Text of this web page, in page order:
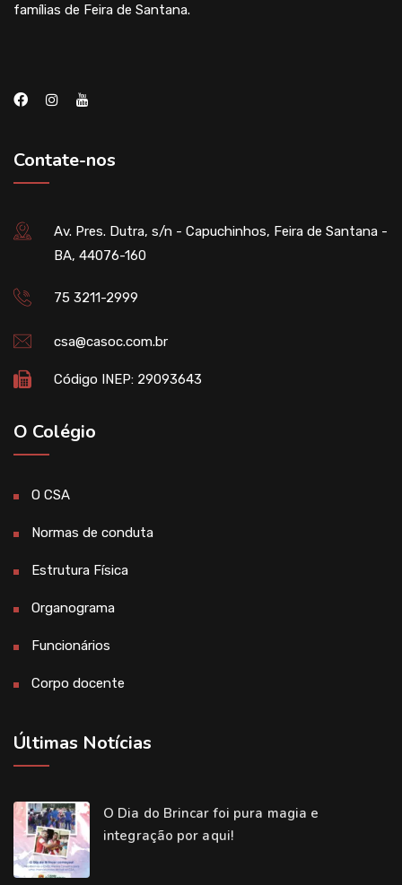
famílias de Feira de Santana.
Contate-nos
Av. Pres. Dutra, s/n - Capuchinhos, Feira de Santana -
BA, 44076-160
75 3211-2999
csa@casoc.com.br
Código INEP: 29093643
O Colégio
O CSA
Normas de conduta
Estrutura Física
Organograma
Funcionários
Corpo docente
Últimas Notícias
O Dia do Brincar foi pura magia e
integração por aqui!